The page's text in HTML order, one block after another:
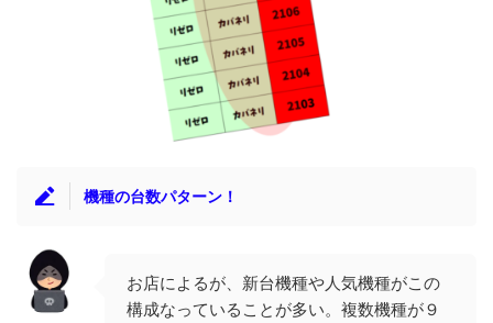
機種の台数パターン！
お店によるが、新台機種や人気機種がこの
構成なっていることが多い。複数機種が９